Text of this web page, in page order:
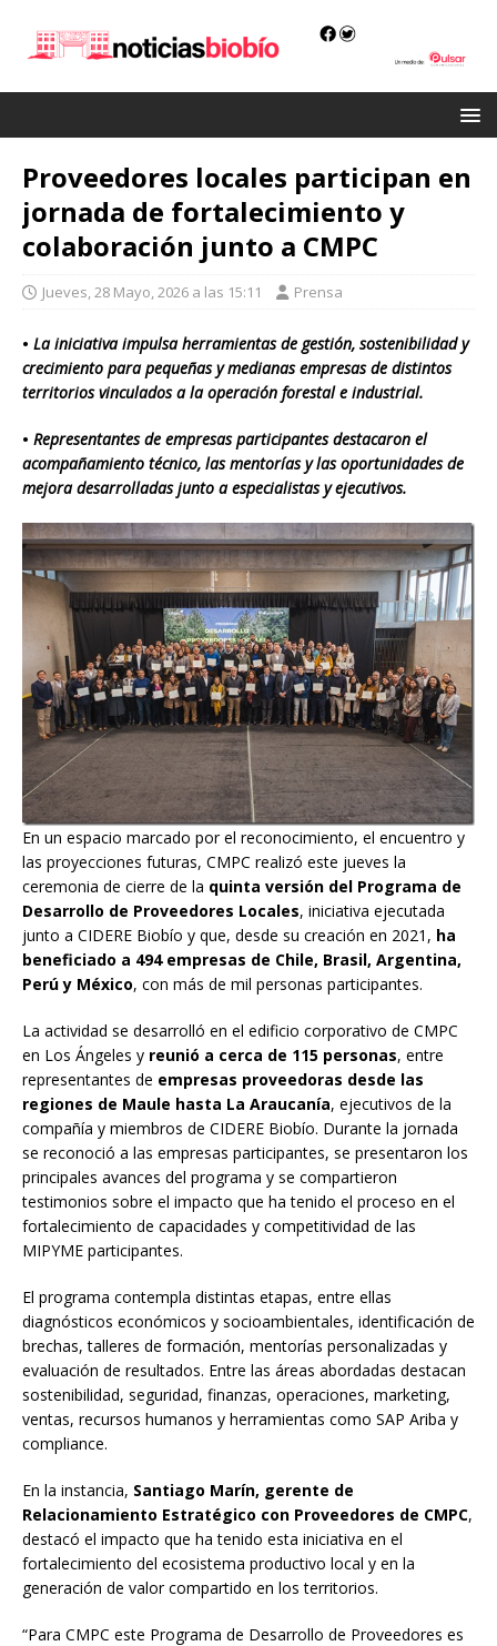
Proveedores locales participan en
jornada de fortalecimiento y
colaboración junto a CMPC
Jueves, 28 Mayo, 2026 a las 15:11 Prensa
• La iniciativa impulsa herramientas de gestión, sostenibilidad y
crecimiento para pequeñas y medianas empresas de distintos
territorios vinculados a la operación forestal e industrial.
• Representantes de empresas participantes destacaron el
acompañamiento técnico, las mentorías y las oportunidades de
mejora desarrolladas junto a especialistas y ejecutivos.
En un espacio marcado por el reconocimiento, el encuentro y
las proyecciones futuras, CMPC realizó este jueves la
ceremonia de cierre de la quinta versión del Programa de
Desarrollo de Proveedores Locales, iniciativa ejecutada
junto a CIDERE Biobío y que, desde su creación en 2021, ha
beneficiado a 494 empresas de Chile, Brasil, Argentina,
Perú y México, con más de mil personas participantes.
La actividad se desarrolló en el edificio corporativo de CMPC
en Los Ángeles y reunió a cerca de 115 personas, entre
representantes de empresas proveedoras desde las
regiones de Maule hasta La Araucanía, ejecutivos de la
compañía y miembros de CIDERE Biobío. Durante la jornada
se reconoció a las empresas participantes, se presentaron los
principales avances del programa y se compartieron
testimonios sobre el impacto que ha tenido el proceso en el
fortalecimiento de capacidades y competitividad de las
MIPYME participantes.
El programa contempla distintas etapas, entre ellas
diagnósticos económicos y socioambientales, identificación de
brechas, talleres de formación, mentorías personalizadas y
evaluación de resultados. Entre las áreas abordadas destacan
sostenibilidad, seguridad, finanzas, operaciones, marketing,
ventas, recursos humanos y herramientas como SAP Ariba y
compliance.
En la instancia, Santiago Marín, gerente de
Relacionamiento Estratégico con Proveedores de CMPC,
destacó el impacto que ha tenido esta iniciativa en el
fortalecimiento del ecosistema productivo local y en la
generación de valor compartido en los territorios.
“Para CMPC este Programa de Desarrollo de Proveedores es